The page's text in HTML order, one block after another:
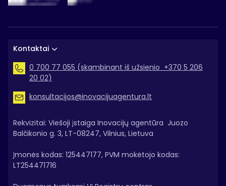
Kontaktai
0 700 77 055 (skambinant iš užsienio +370 5 206
20 02)
konsultacijos@inovacijuagentura.lt
Rekvizitai: Viešoji įstaiga Inovacijų agentūra Juozo
Balčikonio g. 3, LT-08247, Vilnius, Lietuva
Įmonės kodas: 125447177, PVM mokėtojo kodas:
LT254471716